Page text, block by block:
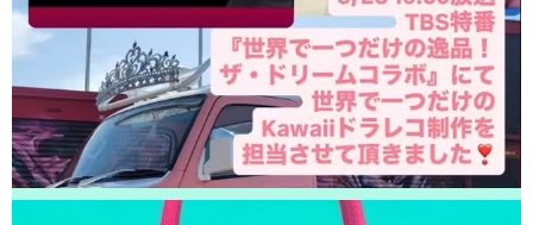
をさせて頂きました！ありがとうございました！
2026/04/27
松戸市よりお越しのお客様のiPhoneSE3の液晶交換をさせて頂きました！
ありがとうございました！
2026/04/27
松戸市よりお越しのお客様のiPhone14Proの基板修理をさせて頂きました！
ありがとうございました！
2026/04/26
松戸市よりお越しのお客様のiPhoneXsのガラス交換をさせて頂きました！
ありがとうございました！